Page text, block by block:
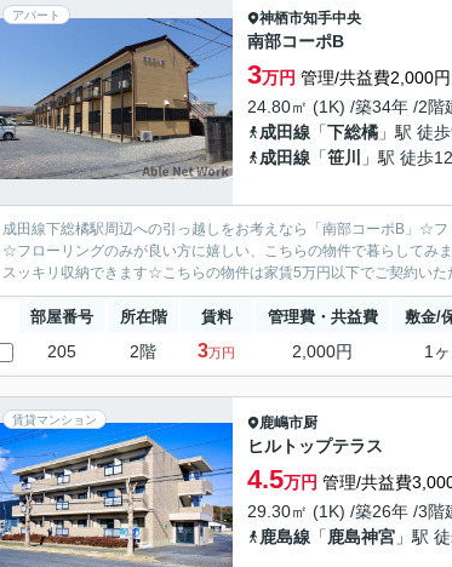
アパート 神栖市知手中央
南部コーポB
3万円 管理/共益費2,000円
24.80㎡ (1K) /築34年 /2階
成田線 「下総橘 」駅 徒
成田線 「笹川 」駅 徒歩
成田線下総橘駅周辺への引っ越しをお考えなら「南部コーポB」☆
☆フローリングのみが良い方に嬉しい、こちらの物件で暮らしてみ
スッキリ収納できます☆こちらの物件は家賃5万円以下でご契約い
部屋番号 所在階 賃料 管理費・共益費 敷金/
205 2階 3万円 2,000円 1ヶ
賃貸マンション 鹿嶋市厨
ヒルトップテラス
4.5万円 管理/共益費
29.30㎡ (1K) /築26年 /3階
鹿島線 「 鹿島神宮 」駅